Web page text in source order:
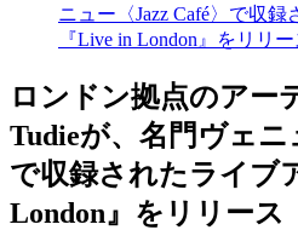
ニュー〈Jazz Café〉で収
『Live in London』をリリー
ロンドン拠点のアー
Tudieが、名門ヴェニ
で収録されたライブ
London』をリリース